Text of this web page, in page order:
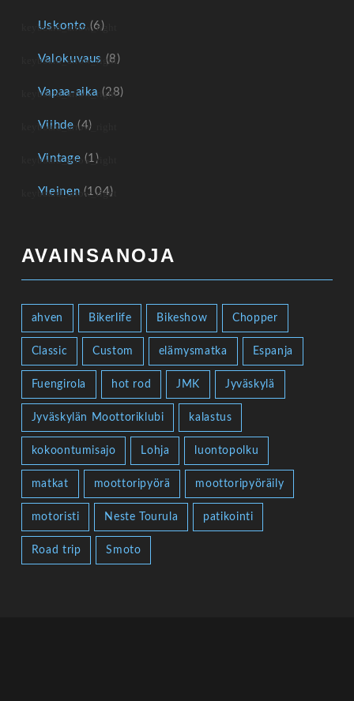
Uskonto (6)
Valokuvaus (8)
Vapaa-aika (28)
Viihde (4)
Vintage (1)
Yleinen (104)
AVAINSANOJA
ahven Bikerlife Bikeshow Chopper
Classic Custom elämysmatka Espanja
Fuengirola hot rod JMK Jyväskylä
Jyväskylän Moottoriklubi kalastus
kokoontumisajo Lohja luontopolku
matkat moottoripyörä moottoripyöräily
motoristi Neste Tourula patikointi
Road trip Smoto